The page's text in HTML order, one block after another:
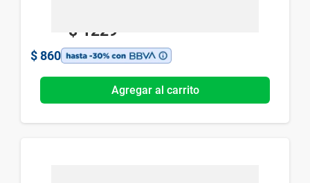
$ 1229
$ 860
Agregar al carrito